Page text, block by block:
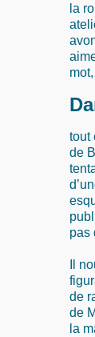
la
tout
de
pas
Il
de
de
la